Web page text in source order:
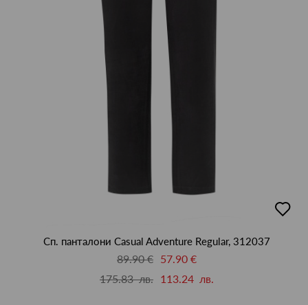
в
Сп. панталони Casual Adventure Regular, 312037
89.90 € 57.90 €
175.83 лв. 113.24 лв.